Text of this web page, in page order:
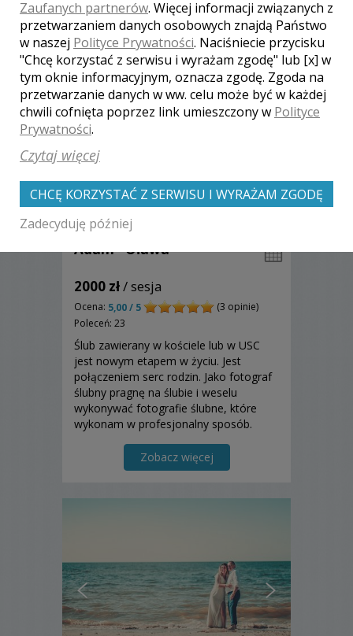
usług.
Zobacz więcej
Adam - Oława
2000 zł/ sesja
Ocena: 5,00 / 5
(3 opinie)
Poleceń: 23
Ślub zawierany w kościele lub w USC
jest nowym etapem w życiu. Jest
połączeniem serc rodzin. Jako fotograf
ślubny pragnę na ślubie i weselu
wykonywać fotografie ślubne, które
wykonam w profesjonalny sposób.
Zobacz więcej
Zaufanych partnerów. Więcej informacji związanych z
przetwarzaniem danych osobowych znajdą Państwo
w naszej Polityce Prywatności. Naciśniecie przycisku
"Chcę korzystać z serwisu i wyrażam zgodę" lub [x] w
tym oknie informacyjnym, oznacza zgodę. Zgoda na
przetwarzanie danych w ww. celu może być w każdej
chwili cofnięta poprzez link umieszczony w Polityce
Prywatności.
Czytaj więcej
CHCĘ KORZYSTAĆ Z SERWISU I WYRAŻAM ZGODĘ
Zadecyduję później